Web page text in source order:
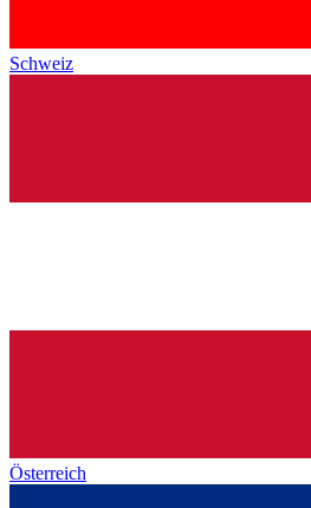
Schweiz
Österreich